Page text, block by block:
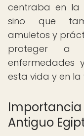
centraba en la
sino que
amuletos y
proteger a
enfermedades
esta vida y en
Antiguo